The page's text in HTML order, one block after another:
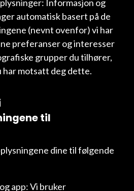
Informasjon og
automatisk basert på de
(nevnt ovenfor) vi har
preferanser og interesser
grupper du tilhører,
har motsatt deg dette.
til
dine til følgende
app: Vi bruker